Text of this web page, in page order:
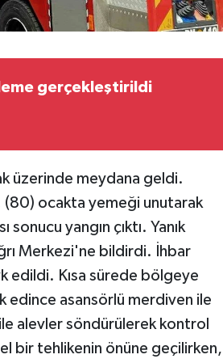
gerçekleştirildi
üzerinde meydana geldi.
(80) ocakta yemeği unutarak
sonucu yangın çıktı. Yanık
Merkezi'ne bildirdi. İhbar
edildi. Kısa sürede bölgeye
edince asansörlü merdiven ile
alevler söndürülerek kontrol
bir tehlikenin önüne geçilirken,